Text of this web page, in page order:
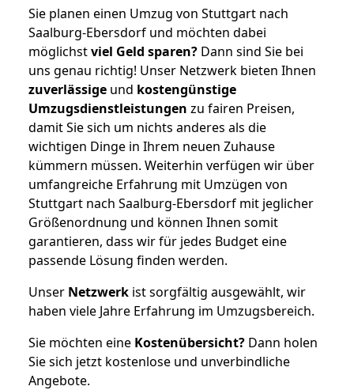
Sie planen einen Umzug von Stuttgart nach
Saalburg-Ebersdorf und möchten dabei
möglichstviel Geld sparen? Dann sind Sie bei
uns genau richtig! Unser Netzwerk bieten Ihnen
zuverlässige und kostengünstige
Umzugsdienstleistungen zu fairen Preisen,
damit Sie sich um nichts anderes als die
wichtigen Dinge in Ihrem neuen Zuhause
kümmern müssen. Weiterhin verfügen wir über
umfangreiche Erfahrung mit Umzügen von
Stuttgart nach Saalburg-Ebersdorf mit jeglicher
Größenordnung und können Ihnen somit
garantieren, dass wir für jedes Budget eine
passende Lösung finden werden.
Unser Netzwerk ist sorgfältig ausgewählt, wir
haben viele Jahre Erfahrung im Umzugsbereich.
Sie möchten eine Kostenübersicht? Dann holen
Sie sich jetzt kostenlose und unverbindliche
Angebote.